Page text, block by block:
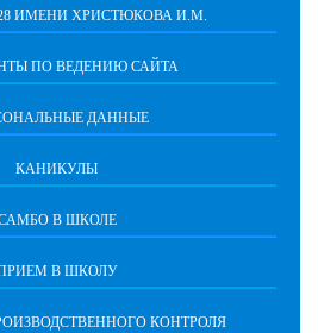
ИМЕНИ ХРИСТЮКОВА И.М.
ПО ВЕДЕНИЮ САЙТА
ДАННЫЕ
КАНИКУЛЫ
В ШКОЛЕ
В ШКОЛУ
КОНТРОЛЯ